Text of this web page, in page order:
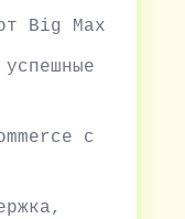
Big Max
с